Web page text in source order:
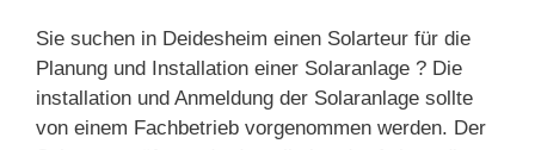
Sie suchen in Deidesheim einen Solarteur für die
Planung und Installation einer Solaranlage ? Die
installation und Anmeldung der Solaranlage sollte
von einem Fachbetrieb vorgenommen werden. Der